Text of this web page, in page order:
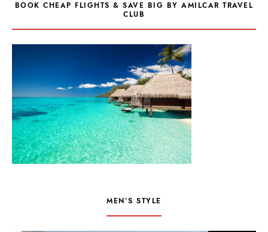
BOOK CHEAP FLIGHTS & SAVE BIG BY AMILCAR TRAVEL
CLUB
MEN’S STYLE